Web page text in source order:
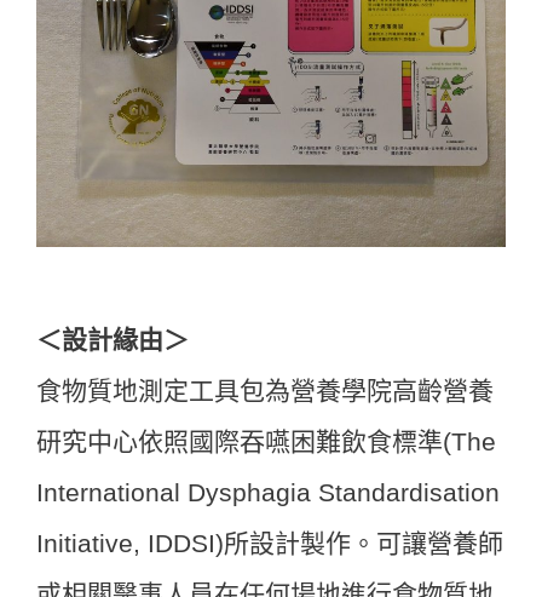
＜設計緣由＞
食物質地測定工具包為營養學院高齡營養
研究中心依照國際吞嚥困難飲食標準(The
International Dysphagia Standardisation
Initiative, IDDSI)所設計製作。可讓營養師